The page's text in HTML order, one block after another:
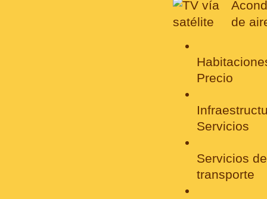
Precio
Servicios
Servicios de
transporte